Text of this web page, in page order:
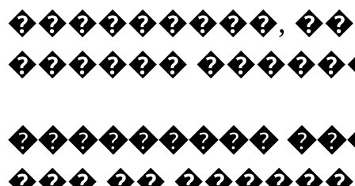
���������,
������
���������